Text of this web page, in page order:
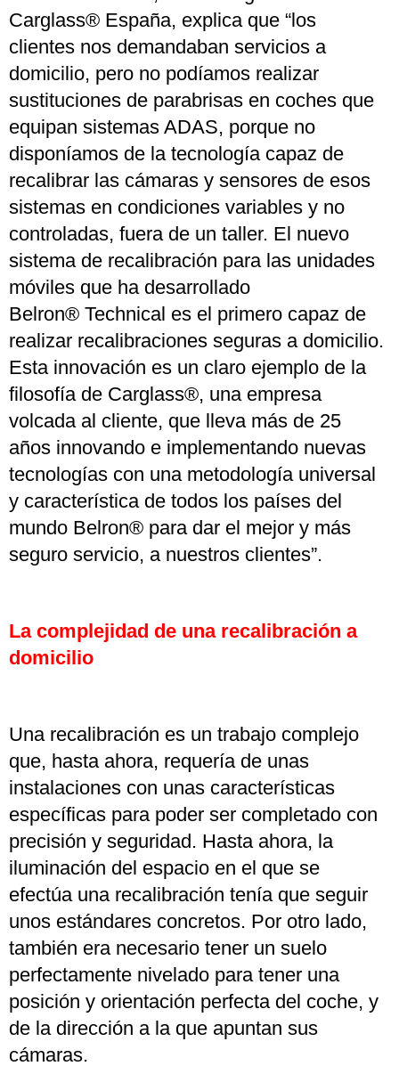
Carglass® España, explica que “los
clientes nos demandaban servicios a
domicilio, pero no podíamos realizar
sustituciones de parabrisas en coches que
equipan sistemas ADAS, porque no
disponíamos de la tecnología capaz de
recalibrar las cámaras y sensores de esos
sistemas en condiciones variables y no
controladas, fuera de un taller. El nuevo
sistema de recalibración para las unidades
móviles que ha desarrollado
Belron® Technical es el primero capaz de
realizar recalibraciones seguras a domicilio.
Esta innovación es un claro ejemplo de la
filosofía de Carglass®, una empresa
volcada al cliente, que lleva más de 25
años innovando e implementando nuevas
tecnologías con una metodología universal
y característica de todos los países del
mundo Belron® para dar el mejor y más
seguro servicio, a nuestros clientes”.
La complejidad de una recalibración a
domicilio
Una recalibración es un trabajo complejo
que, hasta ahora, requería de unas
instalaciones con unas características
específicas para poder ser completado con
precisión y seguridad. Hasta ahora, la
iluminación del espacio en el que se
efectúa una recalibración tenía que seguir
unos estándares concretos. Por otro lado,
también era necesario tener un suelo
perfectamente nivelado para tener una
posición y orientación perfecta del coche, y
de la dirección a la que apuntan sus
cámaras.